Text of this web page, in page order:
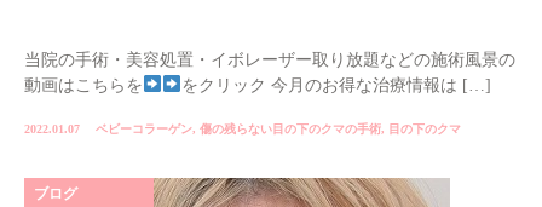
当院の手術・美容処置・イボレーザー取り放題などの施術風景の
動画はこちらを
をクリック 今月のお得な治療情報は […]
2022.01.07 ベビーコラーゲン, 傷の残らない目の下のクマの手術, 目の下のクマ
ブログ